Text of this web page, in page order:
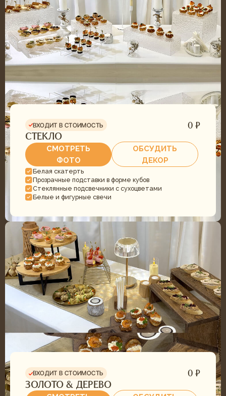
ОБСУДИТЬ ДЕКОР
РАСЧЕТ СТОИМОСТИ
ОТВЕТЬТЕ НА 6 ВОПРОСОВ И
ПОЛУЧИТЕ ПРЕДВАРИТЕЛЬНУЮ
СМЕТУ
Оставьте заявку и мы свяжемся с вами в
ближайшее время, оформим заказ и ответим на все
ваши вопросы